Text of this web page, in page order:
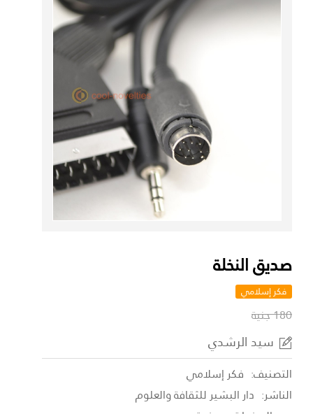
صديق النخلة
فكر إسلامي
180 جنية
سيد الرشدي
التصنيف: فكر إسلامي
الناشر: دار البشير للثقافة والعلوم